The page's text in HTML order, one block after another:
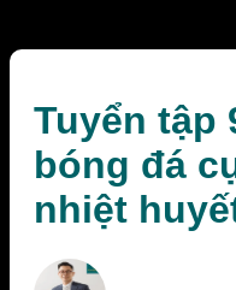
Tuyển tập
bóng đá
nhiệt